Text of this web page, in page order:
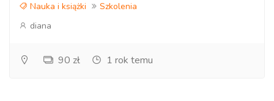
Nauka i książki
Szkolenia
diana
90 zł 1 rok temu